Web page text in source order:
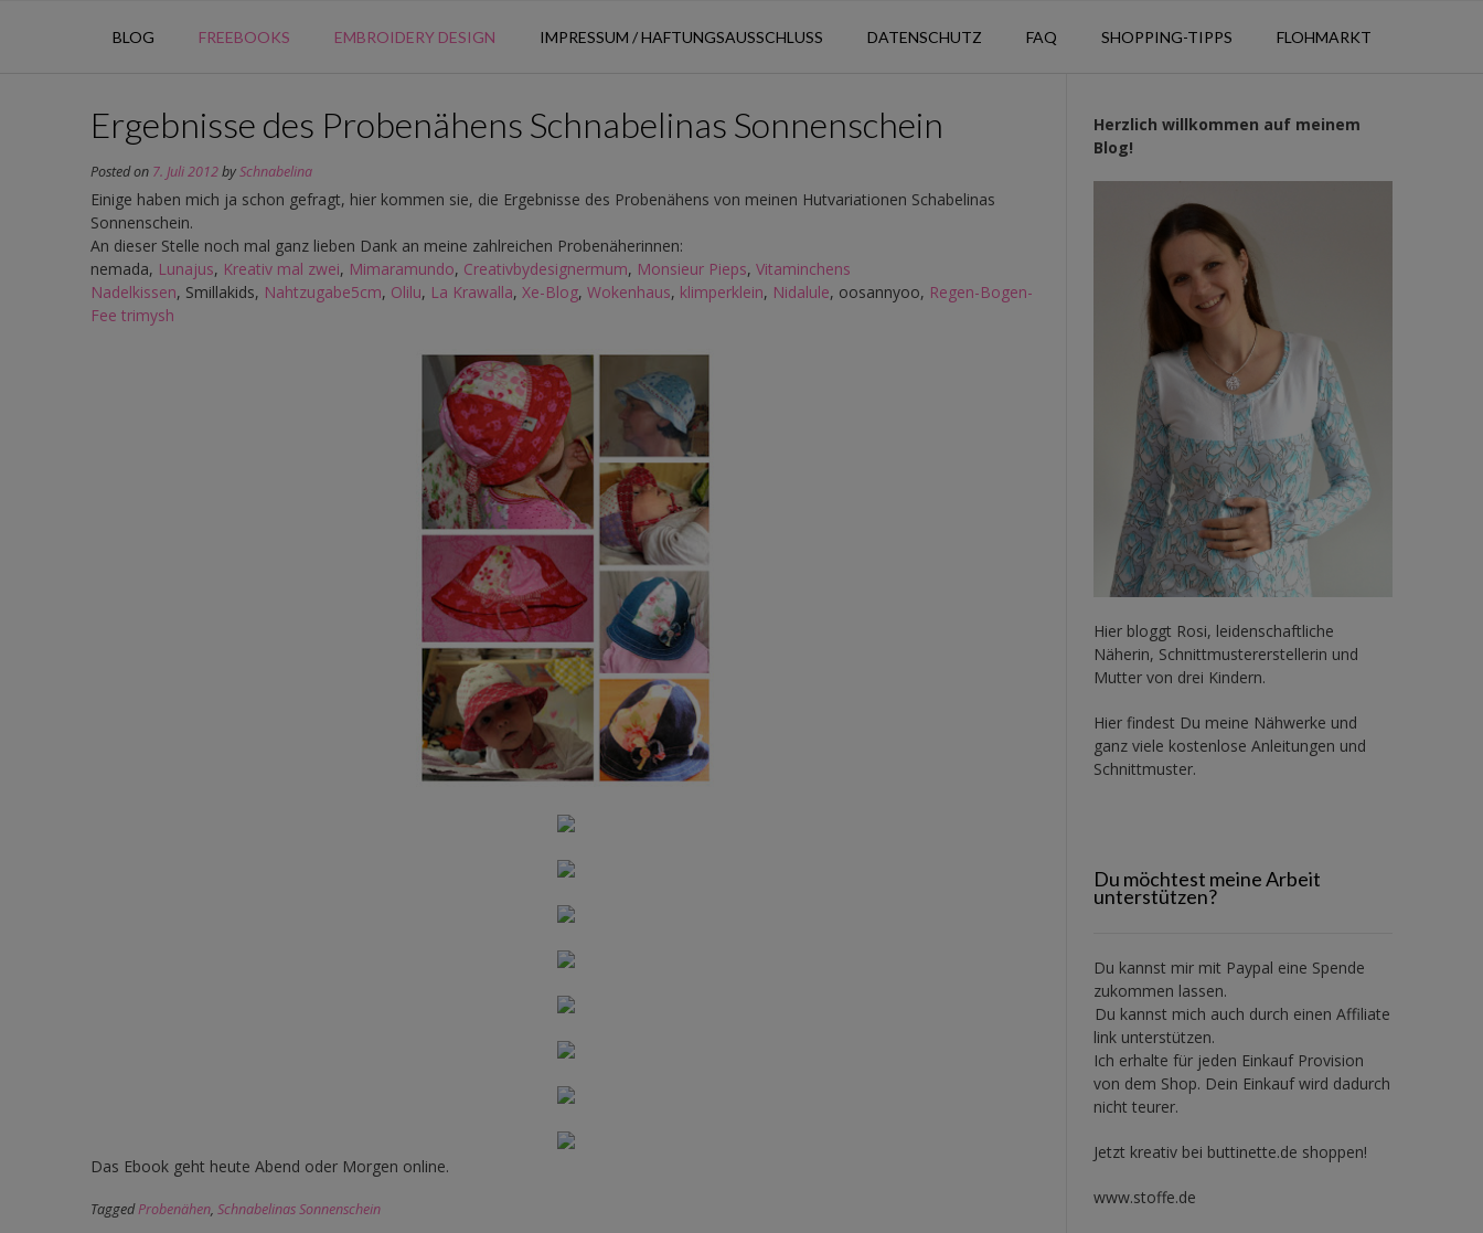
BLOG FREEBOOKS EMBROIDERY DESIGN IMPRESSUM / HAFTUNGSAUSSCHLUSS DATENSCHUTZ FAQ SHOPPING-TIPPS FLOHMARKT
Ergebnisse des Probenähens Schnabelinas Sonnenschein
Posted on 7. Juli 2012bySchnabelina
Einige haben mich ja schon gefragt, hier kommen sie, die Ergebnisse des Probenähens von meinen Hutvariationen Schabelinas
Sonnenschein.
An dieser Stelle noch mal ganz lieben Dank an meine zahlreichen Probenäherinnen:
nemada, Lunajus, Kreativ mal zwei, Mimaramundo, Creativbydesignermum, Monsieur Pieps, Vitaminchens
Nadelkissen, Smillakids, Nahtzugabe5cm, Olilu, La Krawalla, Xe-Blog, Wokenhaus, klimperklein, Nidalule, oosannyoo, Regen-Bogen-
Fee trimysh
Das Ebook geht heute Abend oder Morgen online.
TaggedProbenähen, Schnabelinas Sonnenschein
Herzlich willkommen auf meinem
Blog!
Hier bloggt Rosi, leidenschaftliche
Näherin, Schnittmustererstellerin und
Mutter von drei Kindern.
Hier findest Du meine Nähwerke und
ganz viele kostenlose Anleitungen und
Schnittmuster.
Du möchtest meine Arbeit
unterstützen?
Du kannst mir mit Paypal eine Spende
zukommen lassen.
Du kannst mich auch durch einen Affiliate
link unterstützen.
Ich erhalte für jeden Einkauf Provision
von dem Shop. Dein Einkauf wird dadurch
nicht teurer.
Jetzt kreativ bei buttinette.de shoppen!
www.stoffe.de